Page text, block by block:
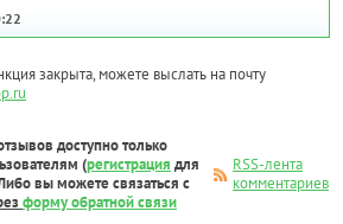
закрыта, можете выслать на почту
доступно только
(регистрация для
вы можете связаться с
форму обратной связи
RSS-лента
комментариев